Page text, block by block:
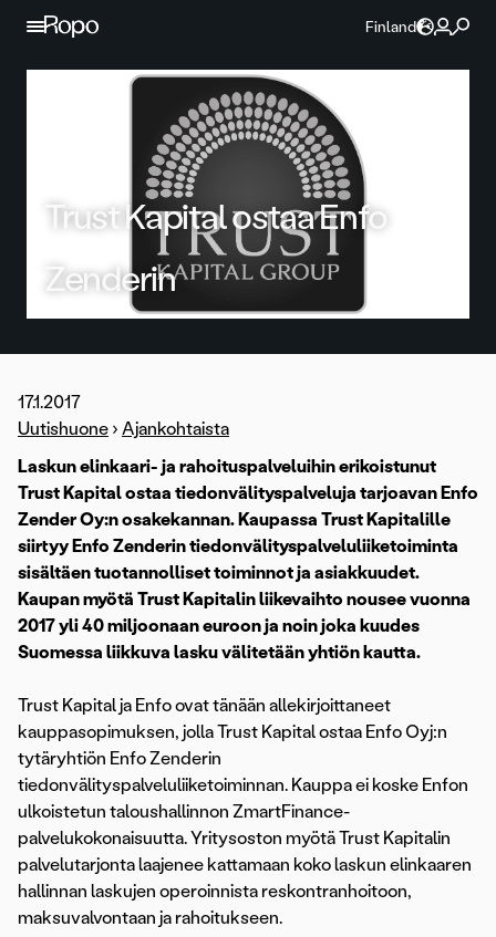
Jatka sisältöön
Finland
Trust Kapital ostaa Enfo
Zenderin
17.1.2017
Uutishuone › Ajankohtaista
Laskun elinkaari- ja rahoituspalveluihin erikoistunut
Trust Kapital ostaa tiedonvälityspalveluja tarjoavan Enfo
Zender Oy:n osakekannan. Kaupassa Trust Kapitalille
siirtyy Enfo Zenderin tiedonvälityspalveluliiketoiminta
sisältäen tuotannolliset toiminnot ja asiakkuudet.
Kaupan myötä Trust Kapitalin liikevaihto nousee vuonna
2017 yli 40 miljoonaan euroon ja noin joka kuudes
Suomessa liikkuva lasku välitetään yhtiön kautta.
Trust Kapital ja Enfo ovat tänään allekirjoittaneet
kauppasopimuksen, jolla Trust Kapital ostaa Enfo Oyj:n
tytäryhtiön Enfo Zenderin
tiedonvälityspalveluliiketoiminnan. Kauppa ei koske Enfon
ulkoistetun taloushallinnon ZmartFinance-
palvelukokonaisuutta. Yritysoston myötä Trust Kapitalin
palvelutarjonta laajenee kattamaan koko laskun elinkaaren
hallinnan laskujen operoinnista reskontranhoitoon,
maksuvalvontaan ja rahoitukseen.